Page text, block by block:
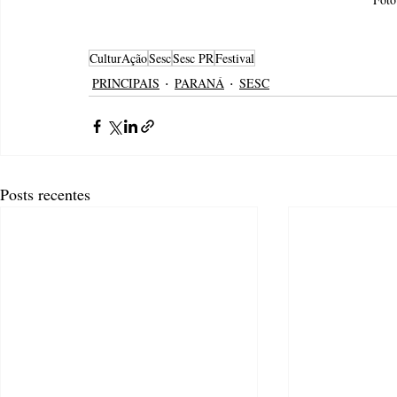
CulturAçãoSescSesc PRFestival
PRINCIPAIS
PARANÁ SESC
Posts recentes